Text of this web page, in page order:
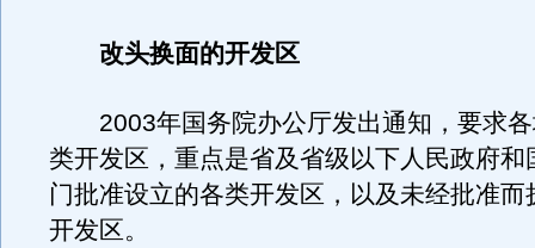
改头换面的开发区
2003年国务院办公厅发出通知，要求各
类开发区，重点是省及省级以下人民政府和
门批准设立的各类开发区，以及未经批准而
开发区。